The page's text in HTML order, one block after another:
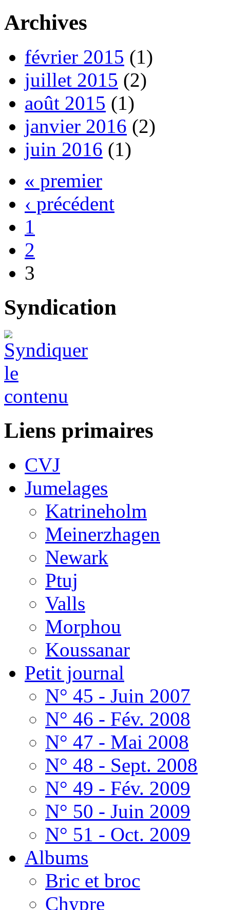
Archives
février 2015 (1)
juillet 2015 (2)
août 2015 (1)
janvier 2016 (2)
juin 2016 (1)
« premier
‹ précédent
1
2
3
Syndication
Liens primaires
CVJ
Jumelages
Katrineholm
Meinerzhagen
Newark
Ptuj
Valls
Morphou
Koussanar
Petit journal
N° 45 - Juin 2007
N° 46 - Fév. 2008
N° 47 - Mai 2008
N° 48 - Sept. 2008
N° 49 - Fév. 2009
N° 50 - Juin 2009
N° 51 - Oct. 2009
Albums
Bric et broc
Chypre